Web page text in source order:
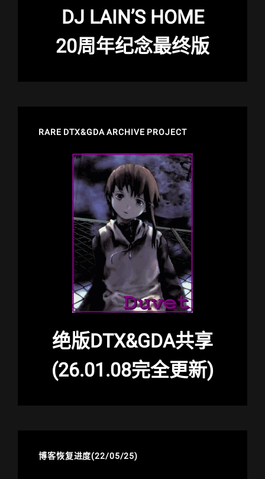
DJ LAIN’S HOME
20周年纪念最终版
RARE DTX&GDA ARCHIVE PROJECT
绝版DTX&GDA共享
(26.01.08完全更新)
博客恢复进度(22/05/25)